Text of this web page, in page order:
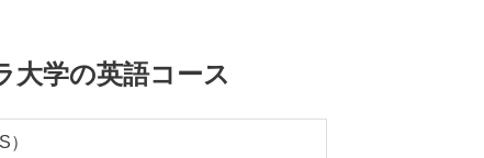
大学の英語コース